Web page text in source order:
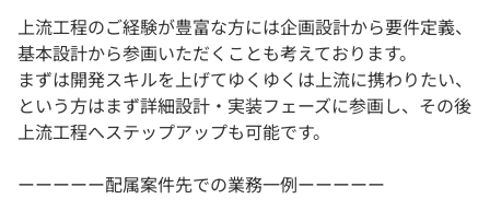
上流工程のご経験が豊富な方には企画設計から要件定義、
基本設計から参画いただくことも考えております。
まずは開発スキルを上げてゆくゆくは上流に携わりたい、
という方はまず詳細設計・実装フェーズに参画し、その後
上流工程へステップアップも可能です。
ーーーーー配属案件先での業務一例ーーーーー